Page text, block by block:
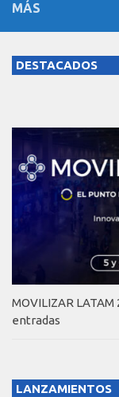
MÁS
DESTACADOS
MOVILIZAR
entradas
LANZAMIENTOS